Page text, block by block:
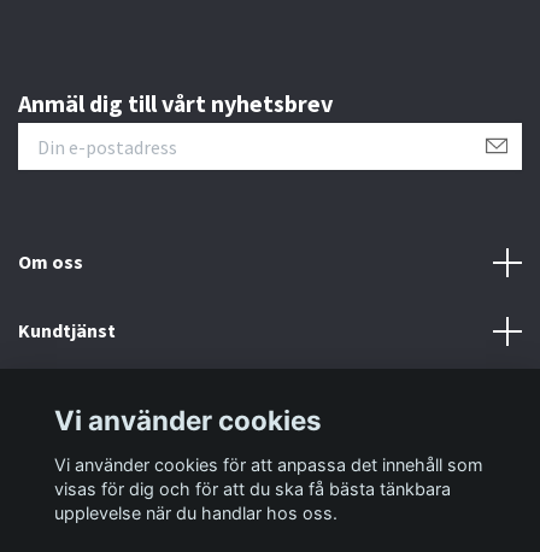
Anmäl dig till vårt nyhetsbrev
Om oss
Kundtjänst
Sociala medier
Vi använder cookies
Vi använder cookies för att anpassa det innehåll som
visas för dig och för att du ska få bästa tänkbara
upplevelse när du handlar hos oss.